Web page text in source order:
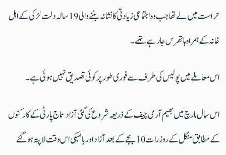
حراست میں لے تھا جب وہ اجتماعی زیادتی کا نشانہ بننے والی 19 سالہ دلت لڑکی کے اہل
خانہ کے ہمراہ ہاتھرس جارہے تھے۔
اس معاملے میں پولیس کی طرف سے فوری طور پر کوئی تصدیق نہیں ہوئی ہے۔
اس سال مارچ میں بھیم آرمی چیف کے ذریعہ شروع کی گئی آزاد سماج پارٹی کے کارکنوں
کے مطابق منگل کے روز رات 10 بجے کے بعد آزاد اور بالمیکی اس وقت لاپتہ ہوگئے